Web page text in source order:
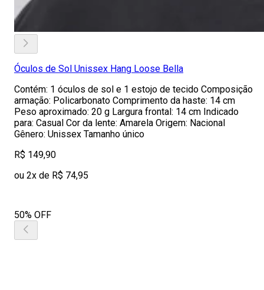
Óculos de Sol Unissex Hang Loose Bella
Contém: 1 óculos de sol e 1 estojo de tecido Composição
armação: Policarbonato Comprimento da haste: 14 cm
Peso aproximado: 20 g Largura frontal: 14 cm Indicado
para: Casual Cor da lente: Amarela Origem: Nacional
Gênero: Unissex Tamanho único
R$ 149,90
ou 2x de R$ 74,95
50% OFF